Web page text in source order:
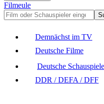
Filmeule
Demnächst im TV
Deutsche Filme
Deutsche
DDR / DEFA / DFF